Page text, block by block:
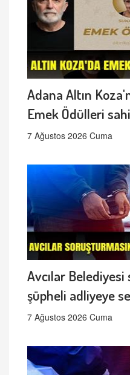
Adana Altın
Emek Ödülleri
7 Ağustos 2026 Cuma
Avcılar Belediyesi
şüpheli adliyeye
7 Ağustos 2026 Cuma